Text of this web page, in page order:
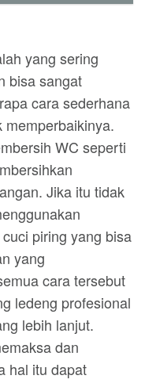
yang sering
bisa sangat
cara sederhana
WC seperti
Jika itu tidak
piring yang bisa
yang
cara tersebut
ledeng profesional
lebih lanjut.
dan
hal itu dapat